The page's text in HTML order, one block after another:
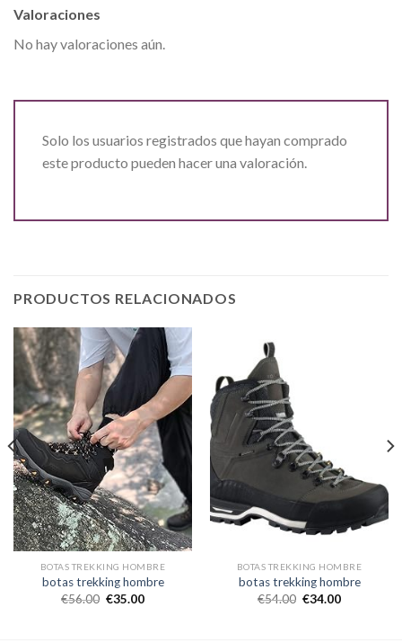
Valoraciones
No hay valoraciones aún.
Solo los usuarios registrados que hayan comprado
este producto pueden hacer una valoración.
PRODUCTOS RELACIONADOS
BOTAS TREKKING HOMBRE
botas trekking hombre
€56.00 €35.00
BOTAS TREKKING HOMBRE
botas trekking hombre
€54.00 €34.00